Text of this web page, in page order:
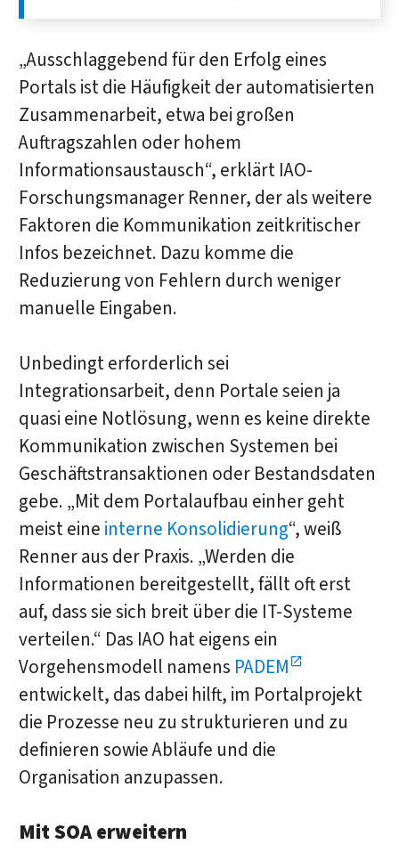
„Ausschlaggebend für den Erfolg eines
Portals ist die Häufigkeit der automatisierten
Zusammenarbeit, etwa bei großen
Auftragszahlen oder hohem
Informationsaustausch“, erklärt IAO-
Forschungsmanager Renner, der als weitere
Faktoren die Kommunikation zeitkritischer
Infos bezeichnet. Dazu komme die
Reduzierung von Fehlern durch weniger
manuelle Eingaben.
Unbedingt erforderlich sei
Integrationsarbeit, denn Portale seien ja
quasi eine Notlösung, wenn es keine direkte
Kommunikation zwischen Systemen bei
Geschäftstransaktionen oder Bestandsdaten
gebe. „Mit dem Portalaufbau einher geht
meist eine interne Konsolidierung“, weiß
Renner aus der Praxis. „Werden die
Informationen bereitgestellt, fällt oft erst
auf, dass sie sich breit über die IT-Systeme
verteilen.“ Das IAO hat eigens ein
Vorgehensmodell namens PADEM
entwickelt, das dabei hilft, im Portalprojekt
die Prozesse neu zu strukturieren und zu
definieren sowie Abläufe und die
Organisation anzupassen.
Mit SOA erweitern